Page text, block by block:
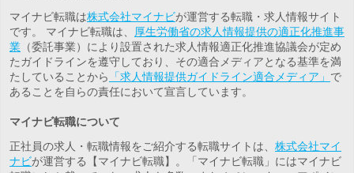
マイナビ転職は株式会社マイナビが運営する転職・求人情報サイト
です。 マイナビ転職は、
厚生労働省の求人情報提供の適正化推進事
業 （委託事業）により設置された求人情報適正化推進協議会が定め
たガイドラインを遵守しており、その適合メディアとなる基準を満
たしていることから
「求人情報提供ガイドライン適合メディア」 で
あることを自らの責任において宣言しています。
マイナビ転職について
正社員の求人・転職情報をご紹介する転職サイトは、 株式会社マイ
ナビが運営する【マイナビ転職】。「マイナビ転職」にはマイナビ